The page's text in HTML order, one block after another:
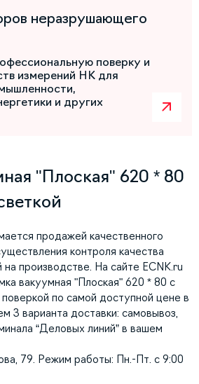
неразрушающего
поверку и
измерений НК для
и других
"Плоская" 620 * 80
продажей качественного
контроля качества
производстве. На сайте ECNK.ru
вакуумная "Плоская" 620 * 80 с
по самой доступной цене в
3 варианта доставки: самовывоз,
“Деловых линий” в вашем
79. Режим работы: Пн.-Пт. с 9:00